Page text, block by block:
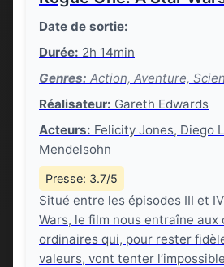
Date de sortie:
Durée: 2h 14min
Genres: Action, Aventure,
Réalisateur: Gareth Edwards
Acteurs: Felicity Jones, Diego
Mendelsohn
Presse: 3.7/5
Situé entre les épisodes III et
Wars, le film nous entraîne aux
ordinaires qui, pour rester
valeurs, vont tenter